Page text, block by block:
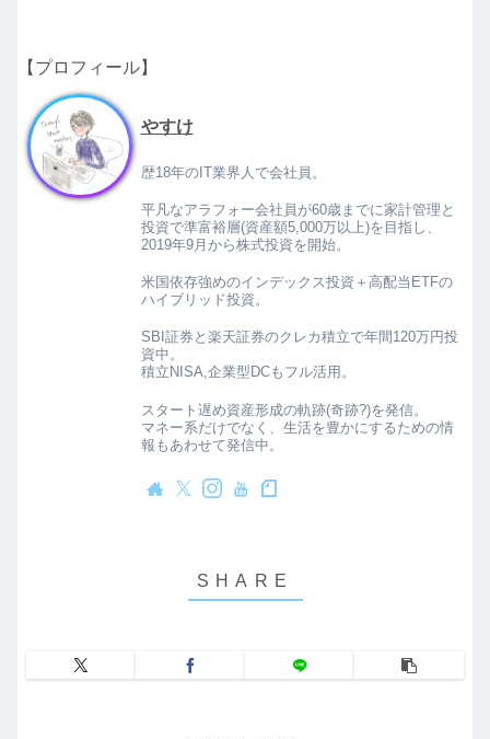
【プロフィール】
やすけ
歴18年のIT業界人で会社員。
平凡なアラフォー会社員が60歳までに家計管理と
投資で準富裕層(資産額5,000万以上)を目指し、
2019年9月から株式投資を開始。
米国依存強めのインデックス投資＋高配当ETFの
ハイブリッド投資。
SBI証券と楽天証券のクレカ積立で年間120万円投
資中。
積立NISA,企業型DCもフル活用。
スタート遅め資産形成の軌跡(奇跡?)を発信。
マネー系だけでなく、生活を豊かにするための情
報もあわせて発信中。